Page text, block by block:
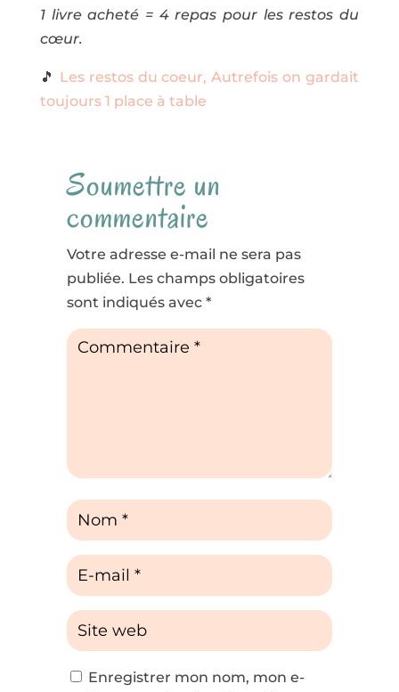
1 livre acheté = 4 repas pour les restos du
cœur.
🎵
Les restos du coeur, Autrefois on gardait
toujours 1 place à table
Soumettre un
commentaire
Votre adresse e-mail ne sera pas
publiée. Les champs obligatoires
sont indiqués avec *
Enregistrer mon nom, mon e-